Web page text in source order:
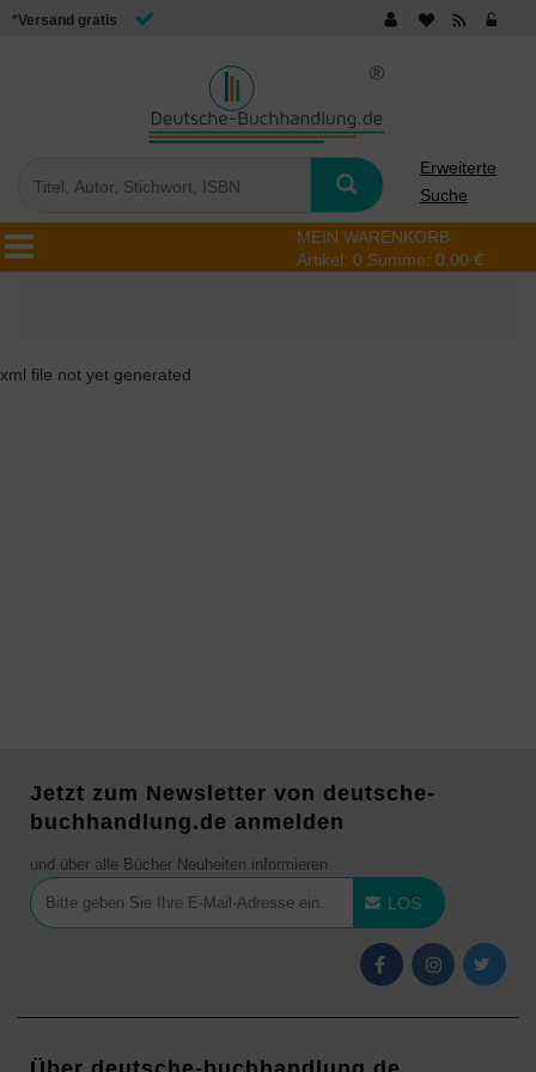
*Versand gratis
Erweiterte
Suche
MEIN WARENKORB
Artikel: 0 Summe: 0,00 €
xml file not yet generated
Jetzt zum Newsletter von deutsche-
buchhandlung.de anmelden
und über alle Bücher Neuheiten informieren
LOS